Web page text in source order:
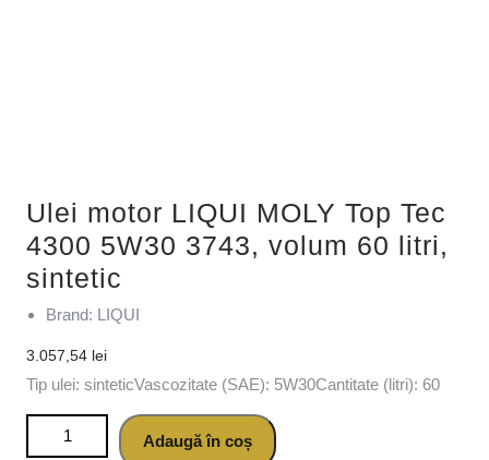
Ulei motor LIQUI MOLY Top Tec
4300 5W30 3743, volum 60 litri,
sintetic
Brand: LIQUI
3.057,54 lei
Tip ulei: sinteticVascozitate (SAE): 5W30Cantitate (litri): 60
Cantitate Ulei motor LIQUI MOLY Top Tec 4300 5W30 3743,
volum 60 litri, sinteticAdaugă în coș